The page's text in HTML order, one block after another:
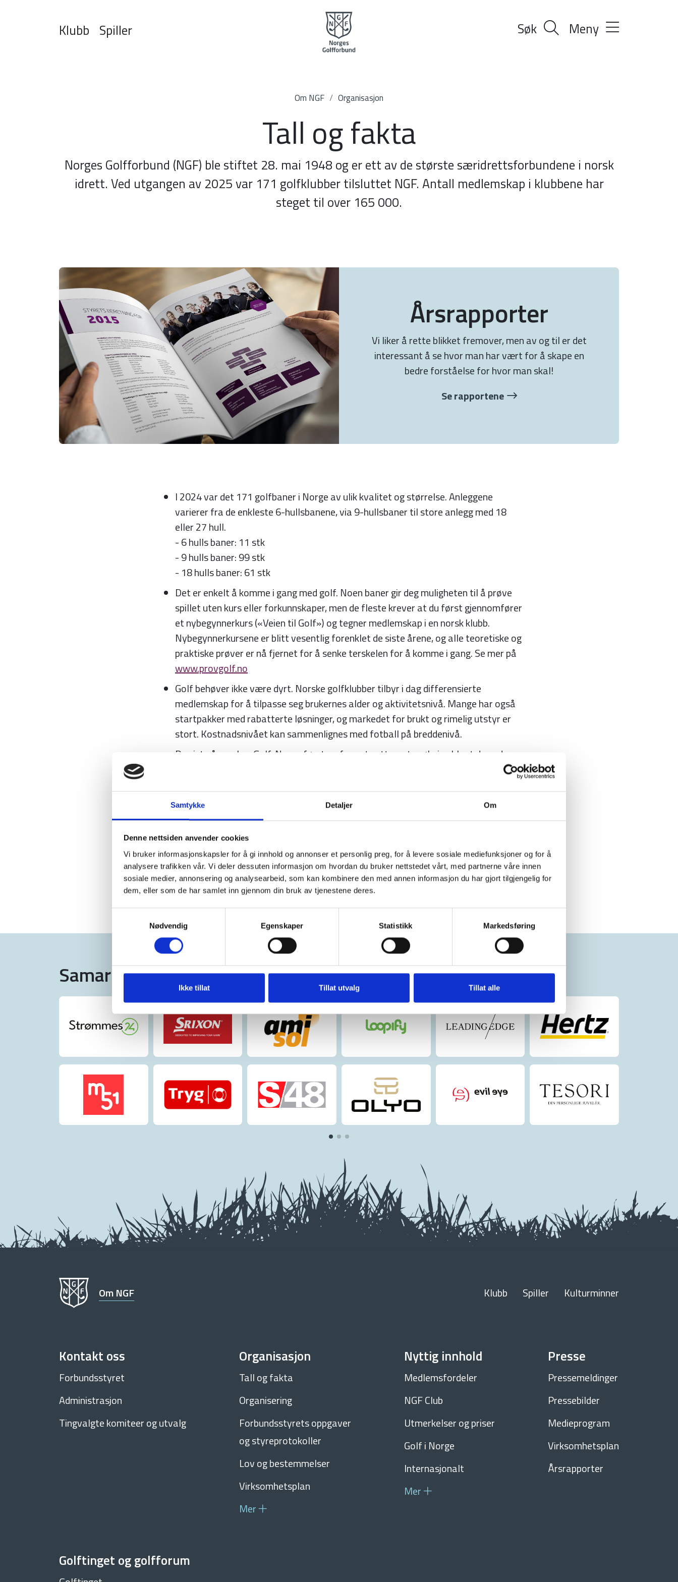
Samtykke Detaljer Om
Denne nettsiden anvender cookies
Vi bruker informasjonskapsler for å gi innhold og annonser et personlig preg, for å levere sosiale mediefunksjoner og for å
analysere trafikken vår. Vi deler dessuten informasjon om hvordan du bruker nettstedet vårt, med partnerne våre innen
sosiale medier, annonsering og analysearbeid, som kan kombinere den med annen informasjon du har gjort tilgjengelig for
dem, eller som de har samlet inn gjennom din bruk av tjenestene deres.
Nødvendig
Egenskaper Statistikk Markedsføring
Ikke tillat Tillat utvalg Tillat alle
Klubb Spiller Søk Meny
Om NGF Organisasjon
Tall og fakta
Norges Golfforbund (NGF) ble stiftet 28. mai 1948 og er ett av de største særidrettsforbundene i norsk
idrett. Ved utgangen av 2025 var 171 golfklubber tilsluttet NGF. Antall medlemskap i klubbene har
steget til over 165 000.
Årsrapporter
Vi liker å rette blikket fremover, men av og til er det
interessant å se hvor man har vært for å skape en
bedre forståelse for hvor man skal!
Se rapportene
I 2024 var det 171 golfbaner i Norge av ulik kvalitet og størrelse. Anleggene
varierer fra de enkleste 6-hullsbanene, via 9-hullsbaner til store anlegg med 18
eller 27 hull.
- 6 hulls baner: 11 stk
- 9 hulls baner: 99 stk
- 18 hulls baner: 61 stk
Det er enkelt å komme i gang med golf. Noen baner gir deg muligheten til å prøve
spillet uten kurs eller forkunnskaper, men de fleste krever at du først gjennomfører
et nybegynnerkurs («Veien til Golf») og tegner medlemskap i en norsk klubb.
Nybegynnerkursene er blitt vesentlig forenklet de siste årene, og alle teoretiske og
praktiske prøver er nå fjernet for å senke terskelen for å komme i gang. Se mer på
www.provgolf.no
Golf behøver ikke være dyrt. Norske golfklubber tilbyr i dag differensierte
medlemskap for å tilpasse seg brukernes alder og aktivitetsnivå. Mange har også
startpakker med rabatterte løsninger, og markedet for brukt og rimelig utstyr er
stort. Kostnadsnivået kan sammenlignes med fotball på breddenivå.
De siste årene har Golf-Norge først og fremst sett en stor økning blant de under
I rekrutteringsarbeidet fokuseres det spesielt på å få med enda flere jenter.
Kvinneandelen var ved utgangen av 2024 på 19,8 %. Dette er lavere enn ønskelig.
Vi jobber etter en visjon der like mange jenter som gutter spiller golf i Norge. Derfor
er det satt i gang tiltak som skal øke antall jenter i golfen.
Samarbeidspartnere
Om NGF Klubb Spiller Kulturminner
Kontakt oss
Forbundsstyret
Administrasjon
Tingvalgte komiteer og utvalg
Organisasjon
Tall og fakta
Organisering
Forbundsstyrets oppgaver
og styreprotokoller
Lov og bestemmelser
Virksomhetsplan
Mer
Nyttig innhold
Medlemsfordeler
NGF Club
Utmerkelser og priser
Golf i Norge
Internasjonalt
Mer
Presse
Pressemeldinger
Pressebilder
Medieprogram
Virksomhetsplan
Årsrapporter
Golftinget og golfforum